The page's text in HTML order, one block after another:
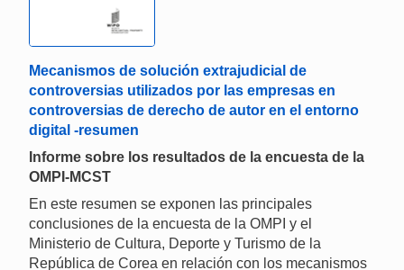
Mecanismos de solución extrajudicial de
controversias utilizados por las empresas en
controversias de derecho de autor en el entorno
digital -resumen
Informe sobre los resultados de la encuesta de la
OMPI-MCST
En este resumen se exponen las principales
conclusiones de la encuesta de la OMPI y el
Ministerio de Cultura, Deporte y Turismo de la
República de Corea en relación con los mecanismos